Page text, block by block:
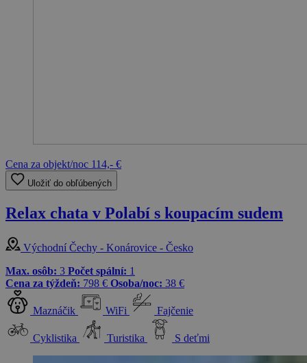
Cena za objekt/noc 114,- €
Uložiť do obľúbených
Relax chata v Polabí s koupacím sudem
Východní Čechy - Konárovice - Česko
Max. osôb: 3 Počet spální: 1
Cena za týždeň: 798 € Osoba/noc: 38 €
Maznáčik WiFi Fajčenie
Cyklistika Turistika S deťmi